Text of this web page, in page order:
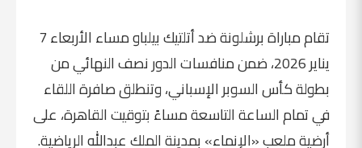
تقام مباراة برشلونة ضد أتلتيك بيلباو مساء الأربعاء 7
يناير 2026، ضمن منافسات الدور نصف النهائي من
بطولة كأس السوبر الإسباني، وتنطلق صافرة اللقاء
في تمام الساعة التاسعة مساءً بتوقيت القاهرة، على
أرضية ملعب «الإنماء» بمدينة الملك عبدالله الرياضية.